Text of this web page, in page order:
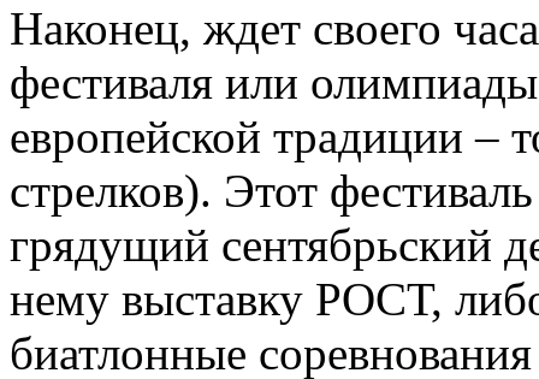
Наконец, ждет своего
фестиваля или
европейской традиции –
стрелков). Этот
грядущий сентябрьский
нему выставку РОСТ,
биатлонные